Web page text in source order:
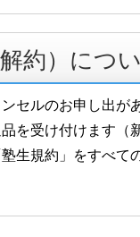
約）につ
セルのお申し出
を受け付けます
生規約」をすべ